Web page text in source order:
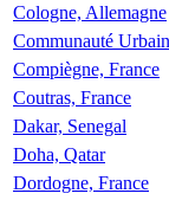
Cologne, Allemagne
Communauté
Compiègne, France
Coutras, France
Dakar, Senegal
Doha, Qatar
Dordogne, France